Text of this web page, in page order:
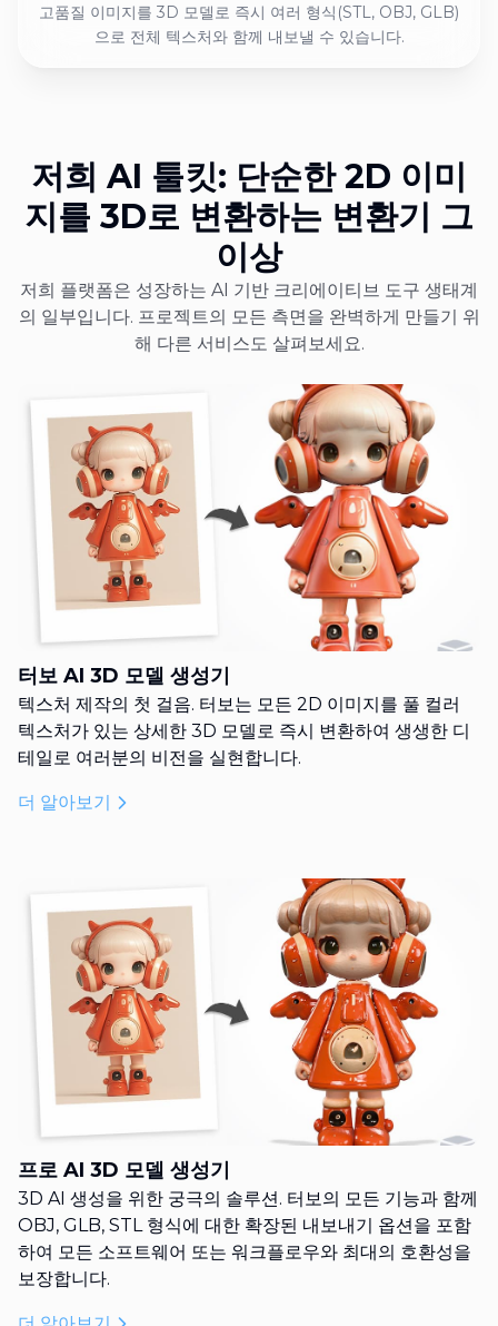
고품질 이미지를 3D 모델로 즉시 여러 형식(STL, OBJ, GLB)
으로 전체 텍스처와 함께 내보낼 수 있습니다.
저희 AI 툴킷: 단순한 2D 이미
지를 3D로 변환하는 변환기 그
이상
저희 플랫폼은 성장하는 AI 기반 크리에이티브 도구 생태계
의 일부입니다. 프로젝트의 모든 측면을 완벽하게 만들기 위
해 다른 서비스도 살펴보세요.
터보 AI 3D 모델 생성기
텍스처 제작의 첫 걸음. 터보는 모든 2D 이미지를 풀 컬러
텍스처가 있는 상세한 3D 모델로 즉시 변환하여 생생한 디
테일로 여러분의 비전을 실현합니다.
더 알아보기
프로 AI 3D 모델 생성기
3D AI 생성을 위한 궁극의 솔루션. 터보의 모든 기능과 함께
OBJ, GLB, STL 형식에 대한 확장된 내보내기 옵션을 포함
하여 모든 소프트웨어 또는 워크플로우와 최대의 호환성을
보장합니다.